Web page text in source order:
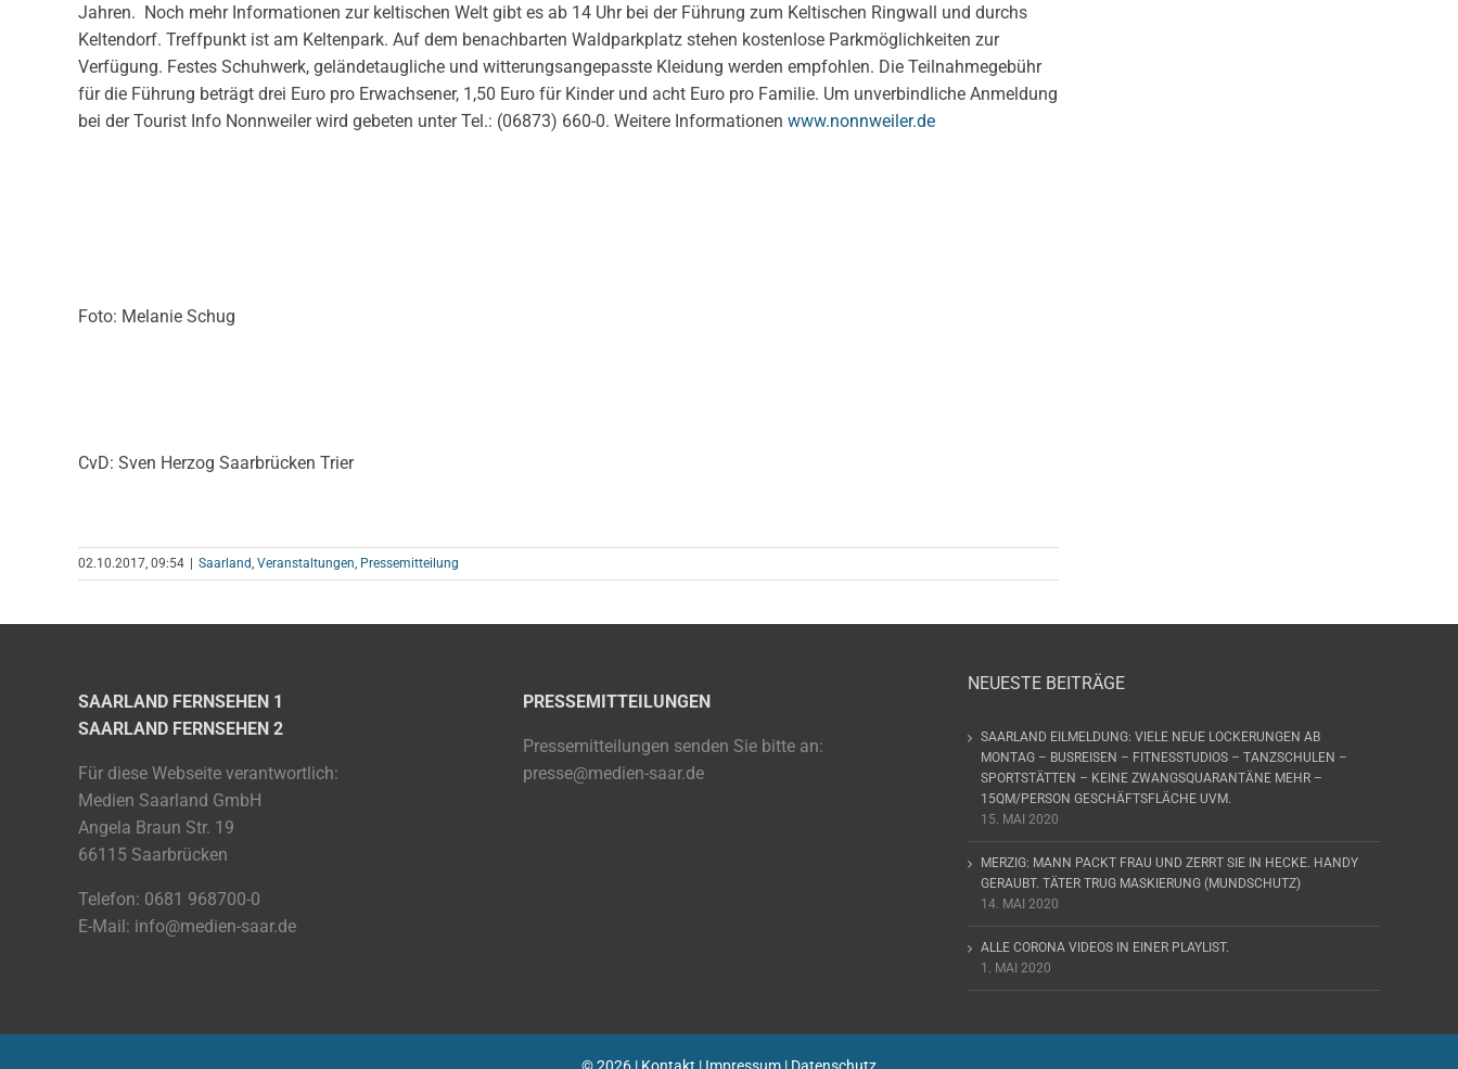
Jahren. Noch mehr Informationen zur keltischen Welt gibt es ab 14 Uhr bei der Führung zum Keltischen Ringwall und durchs
Keltendorf. Treffpunkt ist am Keltenpark. Auf dem benachbarten Waldparkplatz stehen kostenlose Parkmöglichkeiten zur
Verfügung. Festes Schuhwerk, geländetaugliche und witterungsangepasste Kleidung werden empfohlen. Die Teilnahmegebühr
für die Führung beträgt drei Euro pro Erwachsener, 1,50 Euro für Kinder und acht Euro pro Familie. Um unverbindliche Anmeldung
bei der Tourist Info Nonnweiler wird gebeten unter Tel.: (06873) 660-0. Weitere Informationen www.nonnweiler.de
Foto: Melanie Schug
CvD: Sven Herzog Saarbrücken Trier
02.10.2017, 09:54 | Saarland Veranstaltungen Pressemitteilung
SAARLAND FERNSEHEN 1
SAARLAND FERNSEHEN 2
Für diese Webseite verantwortlich:
Medien Saarland GmbH
Angela Braun Str. 19
66115 Saarbrücken
Telefon: 0681 968700-0
E-Mail: info@medien-saar.de
PRESSEMITTEILUNGEN
Pressemitteilungen senden Sie bitte an:
presse@medien-saar.de
NEUESTE BEITRÄGE
SAARLAND EILMELDUNG: VIELE NEUE LOCKERUNGEN AB
MONTAG – BUSREISEN – FITNESSTUDIOS – TANZSCHULEN –
SPORTSTÄTTEN – KEINE ZWANGSQUARANTÄNE MEHR –
15QM/PERSON GESCHÄFTSFLÄCHE UVM.
15. MAI 2020
MERZIG: MANN PACKT FRAU UND ZERRT SIE IN HECKE. HANDY
GERAUBT. TÄTER TRUG MASKIERUNG (MUNDSCHUTZ)
14. MAI 2020
ALLE CORONA VIDEOS IN EINER PLAYLIST.
1. MAI 2020